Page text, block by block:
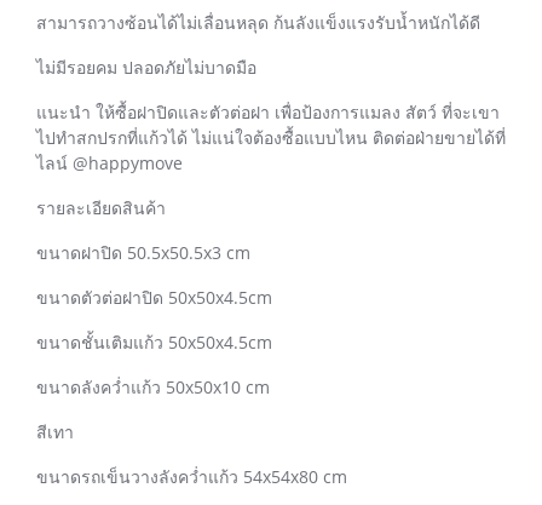
สามารถวางซ้อนได้ไม่เลื่อนหลุด ก้นลังแข็งแรงรับน้ำหนักได้ดี
ไม่มีรอยคม ปลอดภัยไม่บาดมือ
แนะนำ ให้ซื้อฝาปิดและตัวต่อฝา เพื่อป้องการแมลง สัตว์ ที่จะเขา
ไปทำสกปรกที่แก้วได้ ไม่แน่ใจต้องซื้อแบบไหน ติดต่อฝ่ายขายได้ที่
ไลน์ @happymove
รายละเอียดสินค้า
ขนาดฝาปิด 50.5x50.5x3 cm
ขนาดตัวต่อฝาปิด 50x50x4.5cm
ขนาดชั้นเติมแก้ว 50x50x4.5cm
ขนาดลังคว่ำแก้ว 50x50x10 cm
สีเทา
ขนาดรถเข็นวางลังคว่ำแก้ว 54x54x80 cm